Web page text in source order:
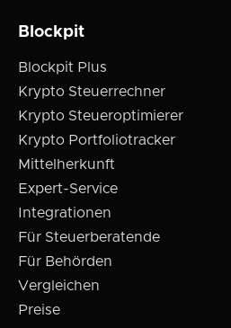
Blockpit
Blockpit Plus
Krypto Steuerrechner
Krypto Steueroptimierer
Krypto Portfoliotracker
Mittelherkunft
Expert-Service
Integrationen
Für Steuerberatende
Für Behörden
Vergleichen
Preise